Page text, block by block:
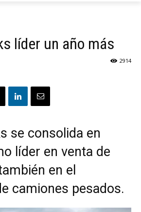
líder un año más
2914
se consolida en
líder en venta de
en el
camiones pesados.